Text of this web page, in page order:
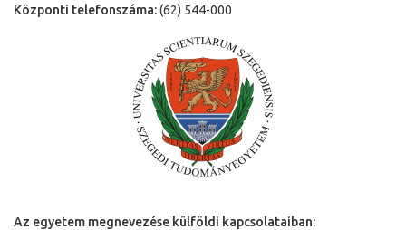
Központi telefonszáma:(62) 544-000
Az egyetem megnevezése külföldi kapcsolataiban: